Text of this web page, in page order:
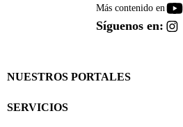
Más contenido en
Síguenos en:
NUESTROS PORTALES
SERVICIOS